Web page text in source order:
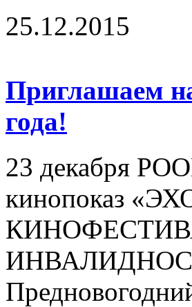
25.12.2015
Приглашаем
года!
23 декабря
кинопоказ